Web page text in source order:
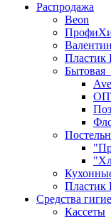
Распродажа
Beon
Пластик
Ave
Пластик
Средства
Кассеты